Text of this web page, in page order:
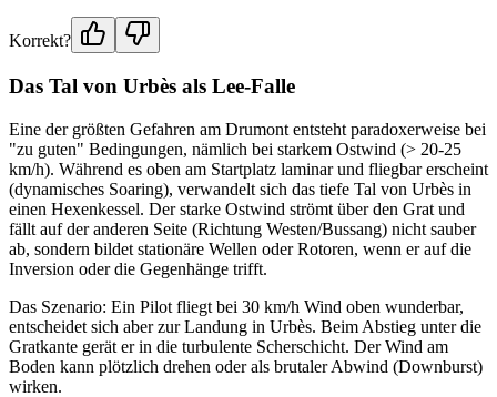
Korrekt?
Das Tal von Urbès als Lee-Falle
Eine der größten Gefahren am Drumont entsteht paradoxerweise bei
"zu guten" Bedingungen, nämlich bei starkem Ostwind (> 20-25
km/h). Während es oben am Startplatz laminar und fliegbar erscheint
(dynamisches Soaring), verwandelt sich das tiefe Tal von Urbès in
einen Hexenkessel. Der starke Ostwind strömt über den Grat und
fällt auf der anderen Seite (Richtung Westen/Bussang) nicht sauber
ab, sondern bildet stationäre Wellen oder Rotoren, wenn er auf die
Inversion oder die Gegenhänge trifft.
Das Szenario: Ein Pilot fliegt bei 30 km/h Wind oben wunderbar,
entscheidet sich aber zur Landung in Urbès. Beim Abstieg unter die
Gratkante gerät er in die turbulente Scherschicht. Der Wind am
Boden kann plötzlich drehen oder als brutaler Abwind (Downburst)
wirken.